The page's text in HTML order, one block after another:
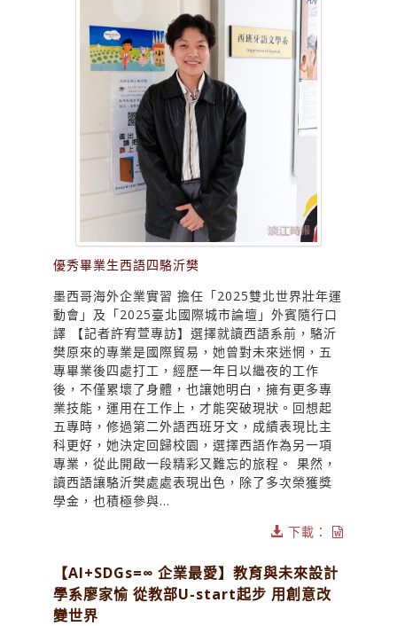
優秀畢業生西語四駱沂樊
墨西哥海外企業實習 擔任「2025雙北世界壯年運
動會」及「2025臺北國際城市論壇」外賓隨行口
譯 【記者許宥萱專訪】選擇就讀西語系前，駱沂
樊原來的專業是國際貿易，她曾對未來迷惘，五
專畢業後四處打工，經歷一年日以繼夜的工作
後，不僅累壞了身體，也讓她明白，擁有更多專
業技能，運用在工作上，才能突破現狀。回想起
五專時，修過第二外語西班牙文，成績表現比主
科更好，她決定回歸校園，選擇西語作為另一項
專業，從此開啟一段精彩又難忘的旅程。 果然，
讀西語讓駱沂樊處處表現出色，除了多次榮獲獎
學金，也積極參與...
下載：
【AI+SDGs=∞ 企業最愛】教育與未來設計
學系廖家愉 從教部U-start起步 用創意改
變世界